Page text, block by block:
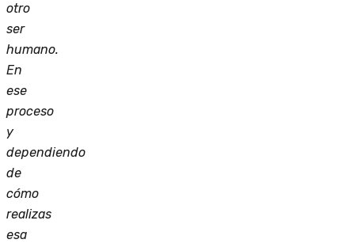
otro
ser
humano.
En
ese
proceso
y
dependiendo
de
cómo
realizas
esa